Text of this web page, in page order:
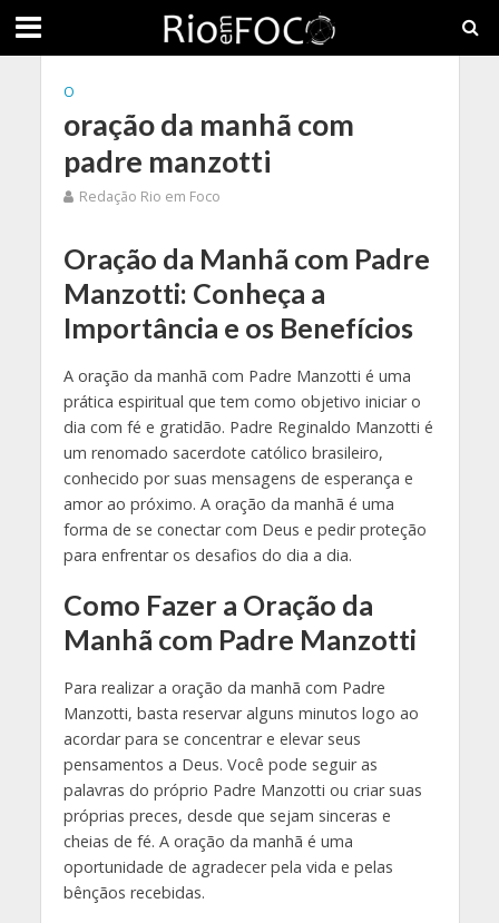
O
oração da manhã com
padre manzotti
Redação Rio em Foco
Oração da Manhã com Padre
Manzotti: Conheça a
Importância e os Benefícios
A oração da manhã com Padre Manzotti é uma
prática espiritual que tem como objetivo iniciar o
dia com fé e gratidão. Padre Reginaldo Manzotti é
um renomado sacerdote católico brasileiro,
conhecido por suas mensagens de esperança e
amor ao próximo. A oração da manhã é uma
forma de se conectar com Deus e pedir proteção
para enfrentar os desafios do dia a dia.
Como Fazer a Oração da
Manhã com Padre Manzotti
Para realizar a oração da manhã com Padre
Manzotti, basta reservar alguns minutos logo ao
acordar para se concentrar e elevar seus
pensamentos a Deus. Você pode seguir as
palavras do próprio Padre Manzotti ou criar suas
próprias preces, desde que sejam sinceras e
cheias de fé. A oração da manhã é uma
oportunidade de agradecer pela vida e pelas
bênçãos recebidas.